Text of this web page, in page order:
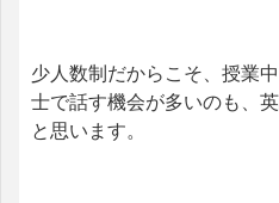
少人数制だからこそ、授業
士で話す機会が多いのも、
と思います。